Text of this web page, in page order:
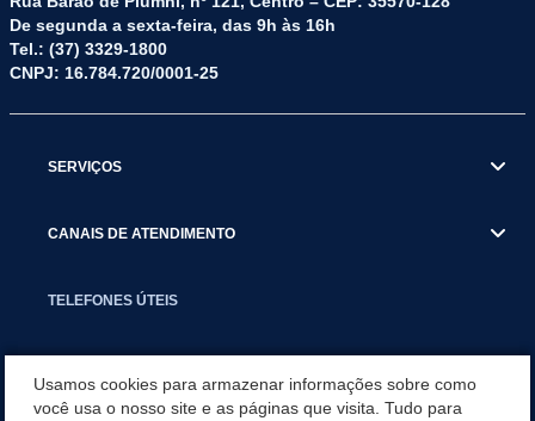
De segunda a sexta-feira, das 9h às 16h
Tel.: (37) 3329-1800
CNPJ: 16.784.720/0001-25
SERVIÇOS
CANAIS DE ATENDIMENTO
TELEFONES ÚTEIS
Usamos cookies para armazenar informações sobre como
você usa o nosso site e as páginas que visita. Tudo para